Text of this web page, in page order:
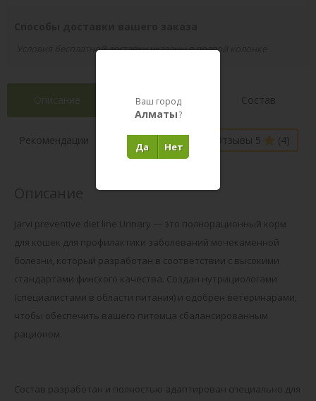
Условия бесплатной доставки указаны в правой колонке
Описание Характеристики Состав
Рекомендации
Наличие в
магазинах
Отзывы 5 (4)
Jarvi preventive diet line Urinary — это полнорационный корм
для кошек для профилактики заболеваний мочекаменной
болезни, который разработан в соответствии с высокими
стандартами финского качества. Создан нутрициологами
(специалистами в области питания) и одобрен ветеринарами,
чтобы обеспечить вашего питомца сбалансированным
рационом.
Состав разработан и полностью адаптирован специально для
Ваш город
Алматы?
Нет
Да